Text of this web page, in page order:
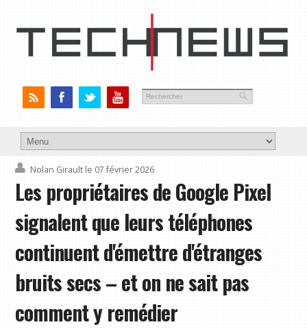
Nolan Girault le 07 février 2026
Les propriétaires de Google Pixel
signalent que leurs téléphones
continuent d'émettre d'étranges
bruits secs – et on ne sait pas
comment y remédier